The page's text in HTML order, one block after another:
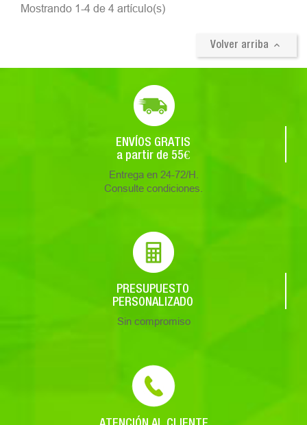
Mostrando 1-4 de 4 artículo(s)
Volver arriba 
ENVÍOS GRATIS
a partir de 55€
Entrega en 24-72/H.
Consulte condiciones.
PRESUPUESTO
PERSONALIZADO
Sin compromiso